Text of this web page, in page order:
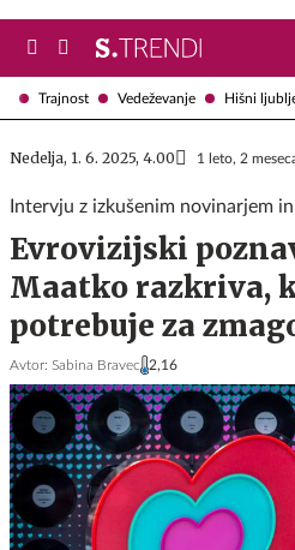
Trajnost Vedeževanje Hišni
Nedelja, 1. 6. 2025, 4.00 1 leto, 2
Intervju z izkušenim novinarjem
Evrovizijski
Maatko razkriva,
potrebuje za
Avtor: Sabina Bravec 2,16